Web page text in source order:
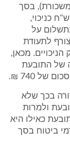
בסך
כולל של 386 ₪ (מתוכו סך של 207.80 ש"ח כניכוי,
על
לתעודת
הניכויים. מכאן,
של התובעת
בכך שלא
ולמרות
כאילו היא
ביטוח בסך